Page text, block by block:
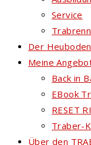
Service
Der Heuboden
Meine
Back in
EBook
RESET
Traber-
Über den